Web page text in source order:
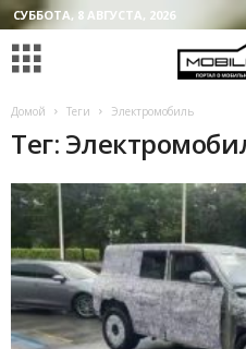
СУББОТА, 8 АВГУСТА, 2026
Домой Теги Электромобиль
Тег: